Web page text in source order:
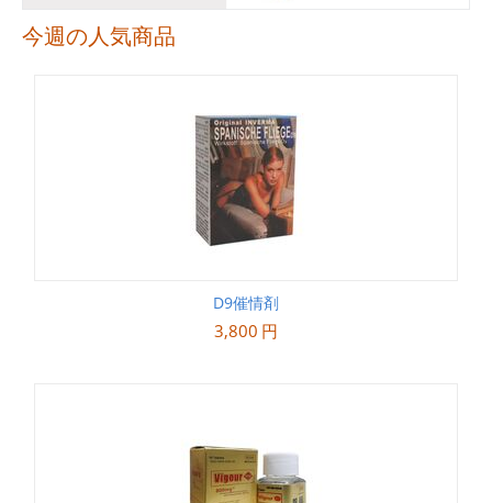
今週の人気商品
D9催情剤
3,800 円